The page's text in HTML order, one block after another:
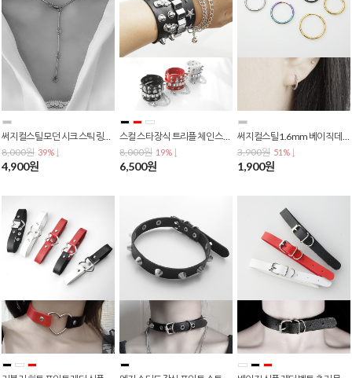
8,000원 39% ↓
4,900원
스컬 스타 장식 트리플 체인 스트리트 래더 더블 가죽 팔찌 B-0015
8,000원 19% ↓
6,500원
3,900원 51% ↓
1,900원